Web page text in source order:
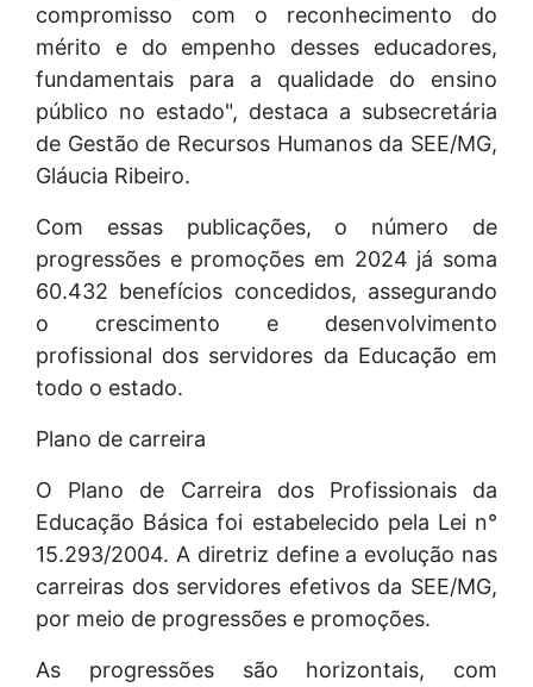
compromisso com o reconhecimento do
mérito e do empenho desses educadores,
fundamentais para a qualidade do ensino
público no estado", destaca a subsecretária
de Gestão de Recursos Humanos da SEE/MG,
Gláucia Ribeiro.
Com essas publicações, o número de
progressões e promoções em 2024 já soma
60.432 benefícios concedidos, assegurando
o crescimento e desenvolvimento
profissional dos servidores da Educação em
todo o estado.
Plano de carreira
O Plano de Carreira dos Profissionais da
Educação Básica foi estabelecido pela Lei n°
15.293/2004. A diretriz define a evolução nas
carreiras dos servidores efetivos da SEE/MG,
por meio de progressões e promoções.
As progressões são horizontais, com